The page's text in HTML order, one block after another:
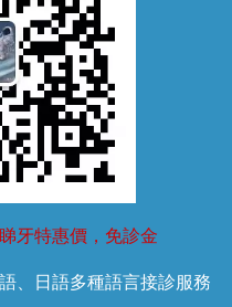
牙特惠價，免診金
、日語多種語言接診服務